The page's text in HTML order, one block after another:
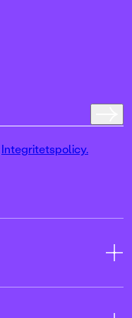
Integritetspolicy.